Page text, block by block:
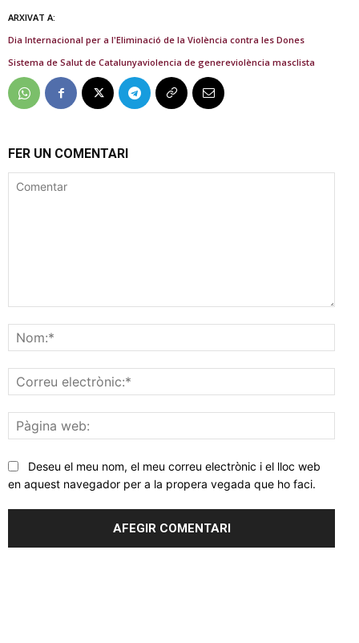
ARXIVAT A:
Dia Internacional per a l'Eliminació de la Violència contra les Dones
Sistema de Salut de Catalunyaviolencia de genereviolència masclista
FER UN COMENTARI
web:
Deseu el meu nom, el meu correu electrònic i el lloc web
en aquest navegador per a la propera vegada que ho faci.